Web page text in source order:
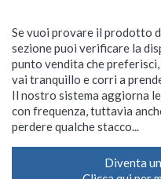
Se vuoi provare il prodotto
sezione puoi verificare la
punto vendita che
vai tranquillo e corri a
Il nostro sistema aggiorna
con frequenza, tuttavia
perdere qualche stacco...
Diventa